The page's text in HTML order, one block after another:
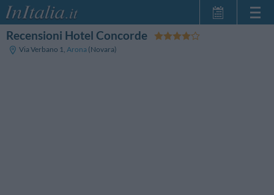
Home Page
Recensioni Hotel Concorde
Via Verbano 1, Arona (Novara)